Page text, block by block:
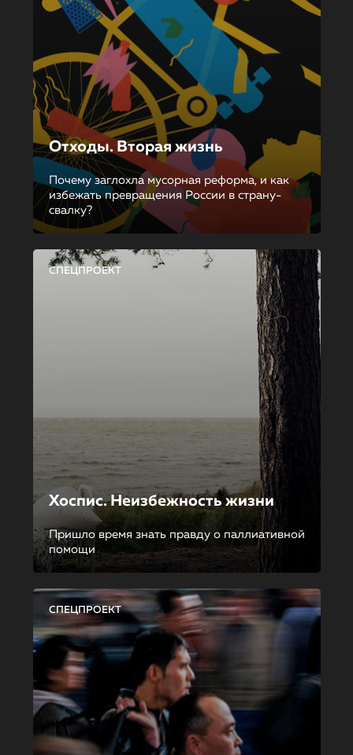
Отходы. Вторая жизнь
Почему заглохла мусорная реформа, и как
избежать превращения России в страну-
свалку?
СПЕЦПРОЕКТ
Хоспис. Неизбежность жизни
Пришло время знать правду о паллиативной
помощи
СПЕЦПРОЕКТ